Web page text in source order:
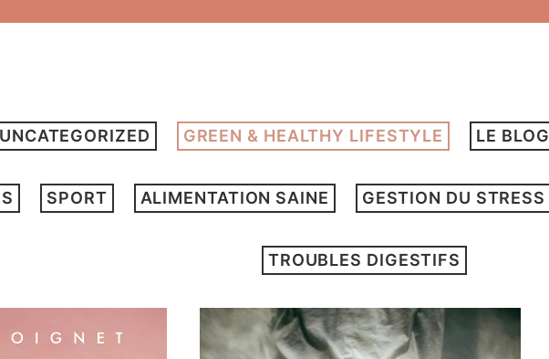
UNCATEGORIZED GREEN & HEALTHY LIFESTYLE LE BLOG
SPORT ALIMENTATION SAINE GESTION DU STRESS
TROUBLES DIGESTIFS